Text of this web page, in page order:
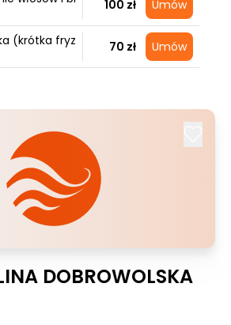
100 zł Umów
(krótka fryz
70 zł Umów
DOBROWOLSKA